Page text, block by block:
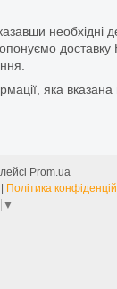
необхідні
яка
Prom.ua
Політика
▼